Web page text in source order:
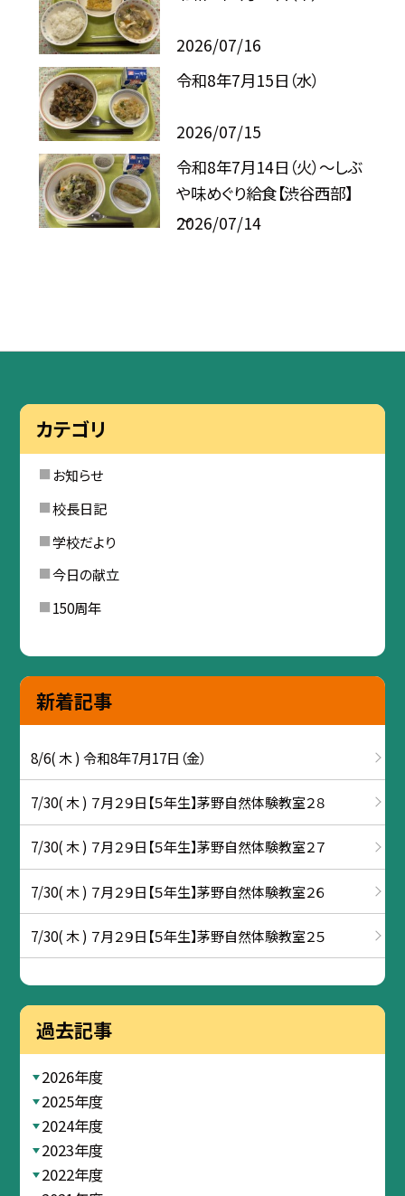
2026/07/16
令和8年7月15日（水）
2026/07/15
令和8年7月14日（火）～しぶ
や味めぐり給食【渋谷西部】
～
2026/07/14
カテゴリ
お知らせ
校長日記
学校だより
今日の献立
150周年
新着記事
8/6( 木 ) 令和8年7月17日（金）
7/30( 木 ) ７月２９日【５年生】茅野自然体験教室２８
7/30( 木 ) ７月２９日【５年生】茅野自然体験教室２７
7/30( 木 ) ７月２９日【５年生】茅野自然体験教室２６
7/30( 木 ) ７月２９日【５年生】茅野自然体験教室２５
過去記事
2026年度
2025年度
2024年度
2023年度
2022年度